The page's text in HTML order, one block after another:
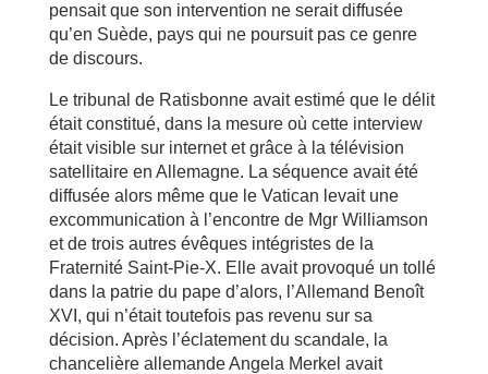
pensait que son intervention ne serait diffusée
qu’en Suède, pays qui ne poursuit pas ce genre
de discours.
Le tribunal de Ratisbonne avait estimé que le délit
était constitué, dans la mesure où cette interview
était visible sur internet et grâce à la télévision
satellitaire en Allemagne. La séquence avait été
diffusée alors même que le Vatican levait une
excommunication à l’encontre de Mgr Williamson
et de trois autres évêques intégristes de la
Fraternité Saint-Pie-X. Elle avait provoqué un tollé
dans la patrie du pape d’alors, l’Allemand Benoît
XVI, qui n’était toutefois pas revenu sur sa
décision. Après l’éclatement du scandale, la
chancelière allemande Angela Merkel avait